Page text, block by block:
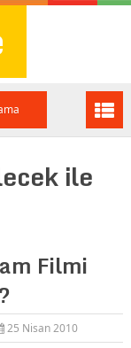
ile
Filmi
25 Nisan 2010